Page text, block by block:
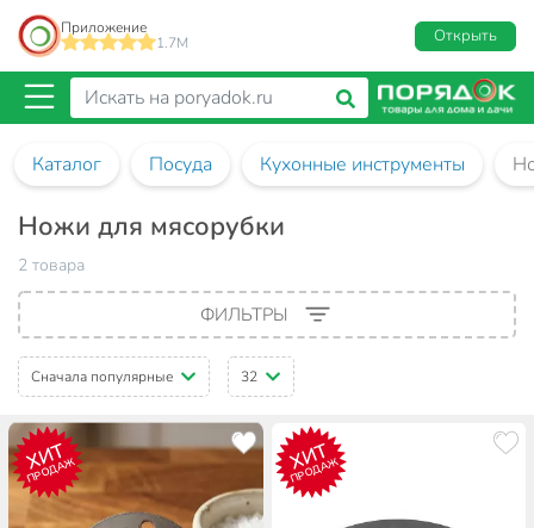
Приложение
1.7M
Открыть
Каталог Посуда Кухонные инструменты
Ножи для мясорубки
2 товара
ФИЛЬТРЫ
Сначала популярные 32
ХИТ
ПРОДАЖ ХИТ
ПРОДАЖ